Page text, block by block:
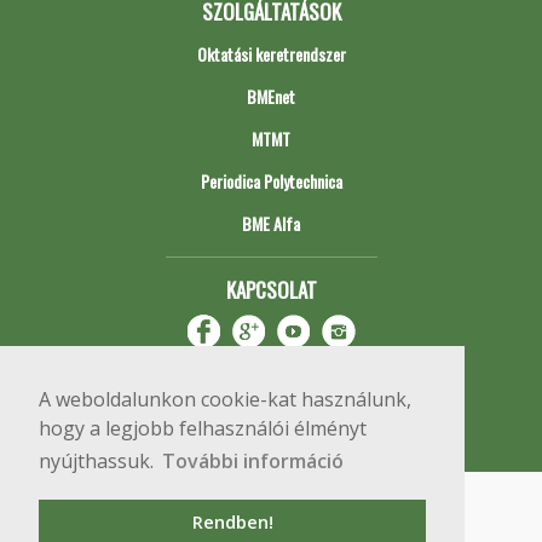
A weboldalunkon cookie-kat használunk,
hogy a legjobb felhasználói élményt
nyújthassuk. További információ
Rendben!
SZOLGÁLTATÁSOK
Oktatási keretrendszer
BMEnet
MTMT
Periodica Polytechnica
BME Alfa
KAPCSOLAT
Copyright © 2020 BME Építőmérnöki Kar
1111 Budapest, Műegyetem rkp. 3.